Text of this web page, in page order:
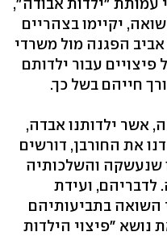
יקיימו בצהריים
הפגנה מול משרדי
עבור ילדותם
חייהם בשל כך.
אשר ילדותנו אבדה,
את החורבן, דורשים
שנעשקה והשלכותיה
לדבריהם, ועידת
השואה בתביעותיהם
נושא "פיצוי הילדות